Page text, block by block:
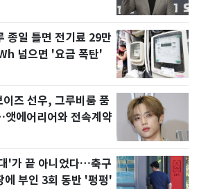
종일 틀면 전기료 29만
넘으면 '요금 폭탄'
즈 선우, 그루비룸 품
에어리어와 전속계약
'가 끝 아니었다…축구
에 부인 3회 동반 '펑펑'